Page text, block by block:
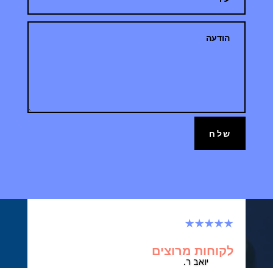
שלח
★★★★★
לקוחות מרוצים
יואב ר.